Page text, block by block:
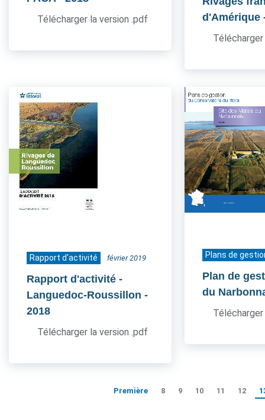
Télécharger la version .pdf
d'Amérique
Rapport d'activité février 2019
Rapport d'activité -
Languedoc-Roussillon -
2018
Télécharger la version .pdf
Plans de
Plan de
du
Première 8 9 10 11 12